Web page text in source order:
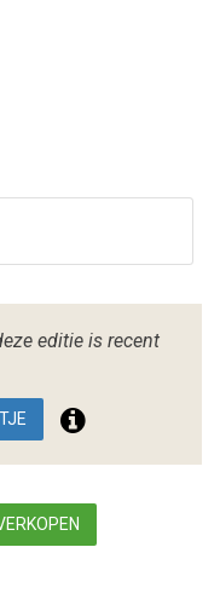
editie is recent